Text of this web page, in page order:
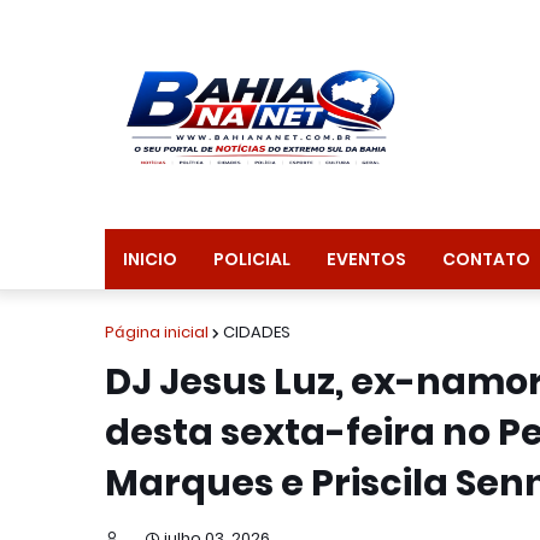
INICIO POLICIAL EVENTOS CONTATO
Página inicial CIDADES
DJ Jesus Luz, ex-
desta sexta-feira no
Marques e Priscila